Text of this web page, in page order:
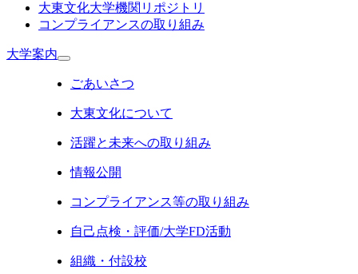
大東文化大学機関リポジトリ
コンプライアンスの取り組み
大学案内
ごあいさつ
大東文化について
活躍と未来への取り組み
情報公開
コンプライアンス等の取り組み
自己点検・評価/大学FD活動
組織・付設校